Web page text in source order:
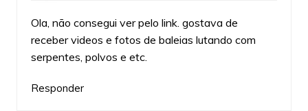
Ola, não consegui ver pelo link. gostava de
receber videos e fotos de baleias lutando com
serpentes, polvos e etc.
Responder